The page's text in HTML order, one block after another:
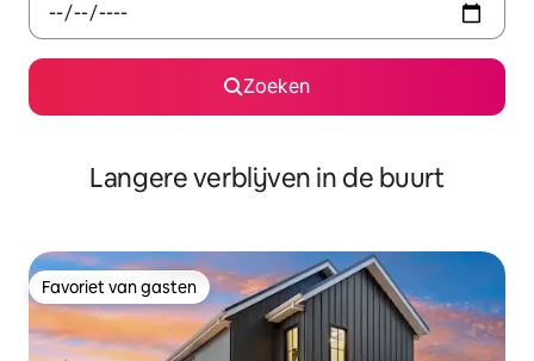
Zoeken
Langere verblijven in de buurt
Favoriet van gasten
Favoriet van gasten